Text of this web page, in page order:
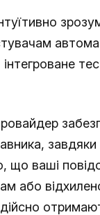
що ваші
або